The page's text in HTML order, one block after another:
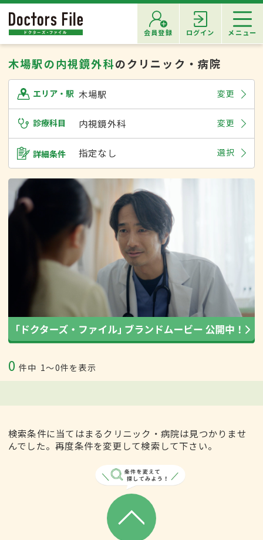
会員登録 ログイン メニュー
木場駅の内視鏡外科のクリニック・病院
エリア・駅 木場駅 変更
診療科目 内視鏡外科 変更
詳細条件 指定なし 選択
0 件中 1〜0件を表示
検索条件に当てはまるクリニック・病院は見つかりませ
んでした。再度条件を変更して検索して下さい。